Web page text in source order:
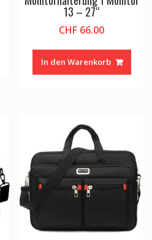
13 – 27“
CHF 66.00
In den Warenkorb